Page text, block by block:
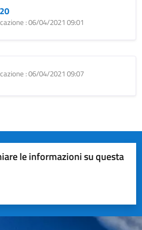
: 06/04/2021 09:01
: 06/04/2021 09:07
le informazioni su questa
5 stelle su 5
stelle su 5
su 5
5